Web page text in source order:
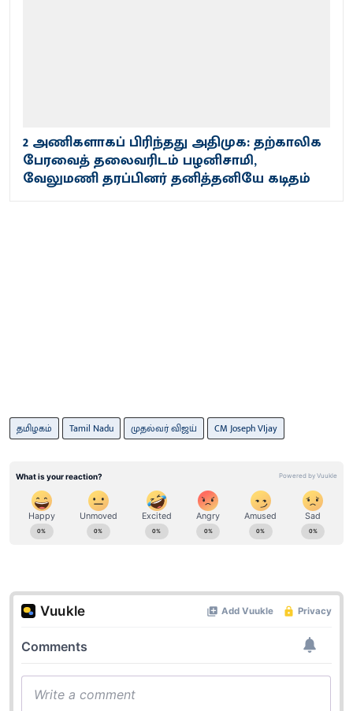
2 அணிகளாகப் பிரிந்தது அதிமுக: தற்காலிக
பேரவைத் தலைவரிடம் பழனிசாமி,
வேலுமணி தரப்பினர் தனித்தனியே கடிதம்
தமிழகம் Tamil Nadu முதல்வர் விஜய் CM Joseph VIjay